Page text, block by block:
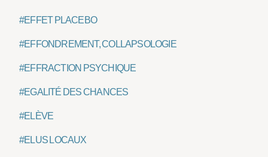
#EFFET PLACEBO
#EFFONDREMENT, COLLAPSOLOGIE
#EFFRACTION PSYCHIQUE
#EGALITÉ DES CHANCES
#ELÈVE
#ELUS LOCAUX